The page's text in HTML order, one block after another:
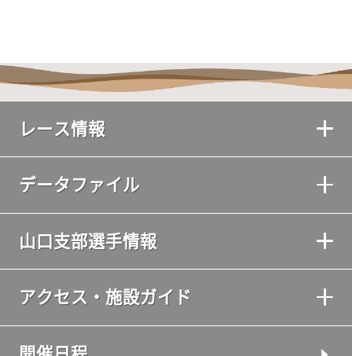
レース情報
データファイル
山口支部選手情報
アクセス・施設ガイド